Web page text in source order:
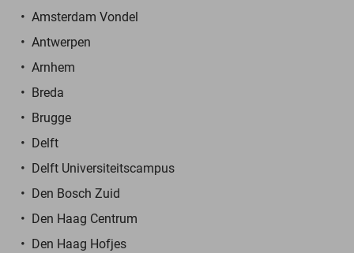
Amsterdam Vondel
Antwerpen
Arnhem
Breda
Brugge
Delft
Delft Universiteitscampus
Den Bosch Zuid
Den Haag Centrum
Den Haag Hofjes